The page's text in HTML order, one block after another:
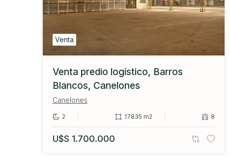
Venta
Venta predio logístico, Barros
Blancos, Canelones
Canelones
2 17835 m2 8
U$S 1.700.000